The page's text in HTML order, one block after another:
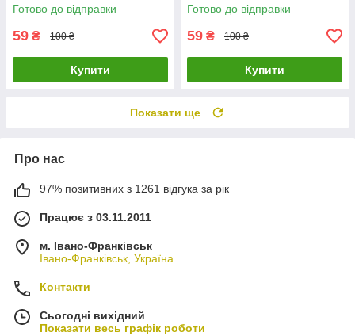
Готово до відправки
59 ₴ 100 ₴
Купити
Готово до відправки
59 ₴ 100 ₴
Купити
Показати ще
Про нас
97% позитивних з 1261 відгука за рік
Працює з 03.11.2011
м. Івано-Франківськ
Івано-Франківськ, Україна
Контакти
Сьогодні вихідний
Показати весь графік роботи